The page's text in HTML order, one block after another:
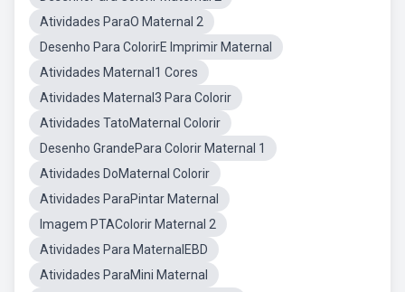
Atividades ParaO Maternal 2
Desenho Para ColorirE Imprimir Maternal
Atividades Maternal1 Cores
Atividades Maternal3 Para Colorir
Atividades TatoMaternal Colorir
Desenho GrandePara Colorir Maternal 1
Atividades DoMaternal Colorir
Atividades ParaPintar Maternal
Imagem PTAColorir Maternal 2
Atividades Para MaternalEBD
Atividades ParaMini Maternal